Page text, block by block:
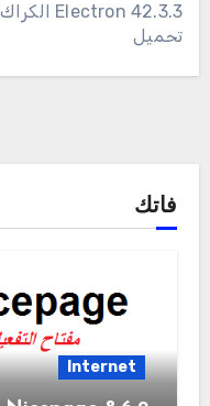
تحميل
فاتك
Internet